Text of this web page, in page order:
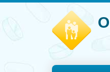
O